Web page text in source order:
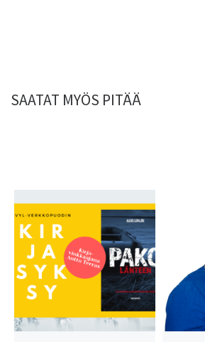
SAATAT MYÖS PITÄÄ